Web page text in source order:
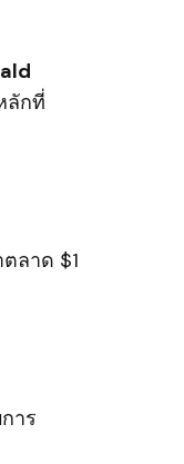
ลักที่
ลาด $1
าร